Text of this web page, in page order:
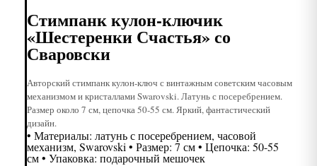
Стимпанк кулон-ключик
«Шестеренки Счастья» со
Сваровски
Авторский стимпанк кулон-ключ с винтажным советским часовым
механизмом и кристаллами Swarovski. Латунь с посеребрением.
Размер около 7 см, цепочка 50-55 см. Яркий, фантастический
дизайн.
• Материалы: латунь с посеребрением, часовой
механизм, Swarovski • Размер: 7 см • Цепочка: 50-55
см • Упаковка: подарочный мешочек